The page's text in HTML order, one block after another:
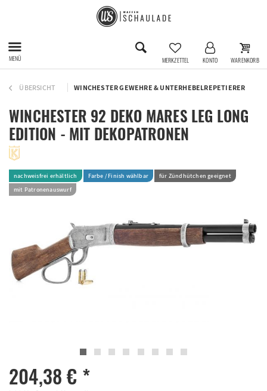
MENÜ MERKZETTEL KONTO WARENKORB
ÜBERSICHT WINCHESTER GEWEHRE & UNTERHEBELREPETIERER
WINCHESTER 92 DEKO MARES LEG LONG
EDITION - MIT DEKOPATRONEN
nachweisfrei erhältlich Farbe / Finish wählbar
für Zündhütchen geeignet
mit Patronenauswurf
204,38 € *